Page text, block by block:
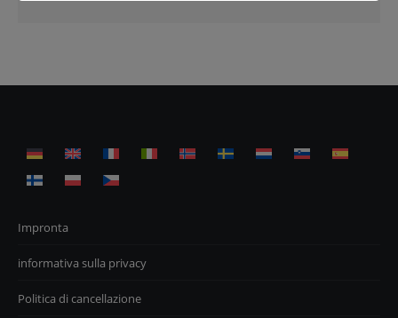
Impronta
informativa sulla privacy
Politica di cancellazione